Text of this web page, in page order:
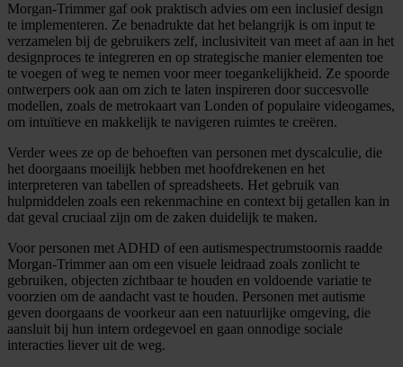
Morgan-Trimmer gaf ook praktisch advies om een inclusief design
te implementeren. Ze benadrukte dat het belangrijk is om input te
verzamelen bij de gebruikers zelf, inclusiviteit van meet af aan in het
designproces te integreren en op strategische manier elementen toe
te voegen of weg te nemen voor meer toegankelijkheid. Ze spoorde
ontwerpers ook aan om zich te laten inspireren door succesvolle
modellen, zoals de metrokaart van Londen of populaire videogames,
om intuïtieve en makkelijk te navigeren ruimtes te creëren.
Verder wees ze op de behoeften van personen met dyscalculie, die
het doorgaans moeilijk hebben met hoofdrekenen en het
interpreteren van tabellen of spreadsheets. Het gebruik van
hulpmiddelen zoals een rekenmachine en context bij getallen kan in
dat geval cruciaal zijn om de zaken duidelijk te maken.
Voor personen met ADHD of een autismespectrumstoornis raadde
Morgan-Trimmer aan om een visuele leidraad zoals zonlicht te
gebruiken, objecten zichtbaar te houden en voldoende variatie te
voorzien om de aandacht vast te houden. Personen met autisme
geven doorgaans de voorkeur aan een natuurlijke omgeving, die
aansluit bij hun intern ordegevoel en gaan onnodige sociale
interacties liever uit de weg.